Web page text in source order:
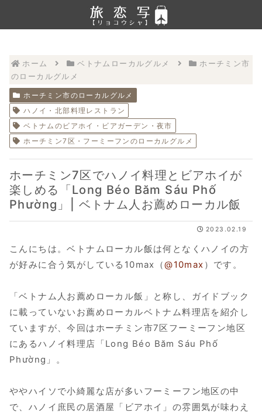
ホーム ベトナムローカルグルメ
ホーチミン市
のローカルグルメ
ホーチミン市のローカルグルメ
ハノイ・北部料理レストラン
ベトナムのビアホイ・ビアガーデン・夜市
ホーチミン7区・フーミーフンのローカルグルメ
ホーチミン7区でハノイ料理とビアホイが
楽しめる「Long Béo Băm Sáu Phố
Phường」| ベトナム人お薦めローカル飯
2023.02.19
こんにちは。ベトナムローカル飯は何となくハノイの方
が好みに合う気がしている10max（@10max ）です。
「ベトナム人お薦めローカル飯」と称し、ガイドブック
に載っていないお薦めローカルベトナム料理店を紹介し
ていますが、今回はホーチミン市7区フーミーフン地区
にあるハノイ料理店「Long Béo Băm Sáu Phố
Phường」。
ややハイソで小綺麗な店が多いフーミーフン地区の中
で、ハノイ庶民の居酒屋「ビアホイ」の雰囲気が味わえ